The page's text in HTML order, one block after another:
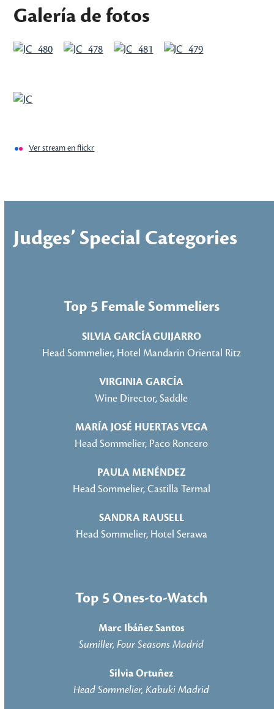
Galería de fotos
Ver stream en flickr
Judges’ Special Categories
Top 5 Female Sommeliers
SILVIA GARCÍA GUIJARRO
Head Sommelier, Hotel Mandarin Oriental Ritz
VIRGINIA GARCÍA
Wine Director, Saddle
MARÍA JOSÉ HUERTAS VEGA
Head Sommelier, Paco Roncero
PAULA MENÉNDEZ
Head Sommelier, Castilla Termal
SANDRA RAUSELL
Head Sommelier, Hotel Serawa
Top 5 Ones-to-Watch
Marc Ibáñez Santos
Sumiller, Four Seasons Madrid
Silvia Ortuñez
Head Sommelier, Kabuki Madrid